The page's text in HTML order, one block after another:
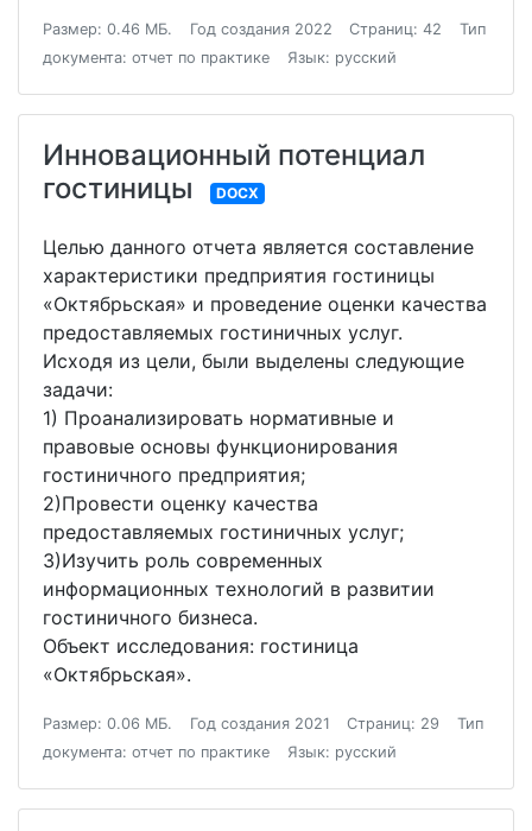
Размер: 0.46 МБ. Год создания 2022 Страниц: 42
Тип
документа: отчет по практике
Язык: русский
Инновационный потенциал
гостиницы
DOCX
Целью данного отчета является составление
характеристики предприятия гостиницы
«Октябрьская» и проведение оценки качества
предоставляемых гостиничных услуг.
Исходя из цели, были выделены следующие
задачи:
1) Проанализировать нормативные и
правовые основы функционирования
гостиничного предприятия;
2)Провести оценку качества
предоставляемых гостиничных услуг;
3)Изучить роль современных
информационных технологий в развитии
гостиничного бизнеса.
Объект исследования: гостиница
«Октябрьская».
Размер: 0.06 МБ. Год создания 2021 Страниц: 29
Тип
документа: отчет по практике
Язык: русский